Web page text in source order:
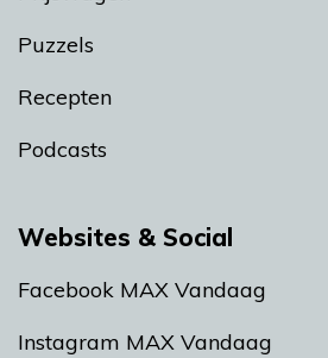
Puzzels
Recepten
Podcasts
Websites & Social
Facebook MAX Vandaag
Instagram MAX Vandaag